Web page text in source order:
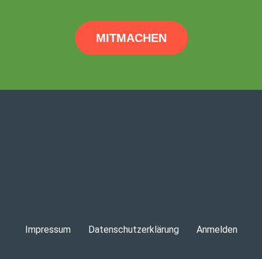
MITMACHEN
Impressum Datenschutzerklärung Anmelden